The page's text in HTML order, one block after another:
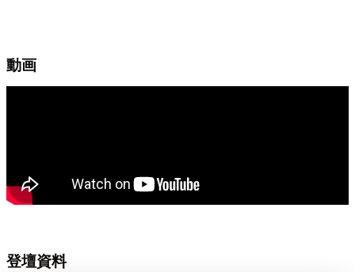
動画
登壇資料